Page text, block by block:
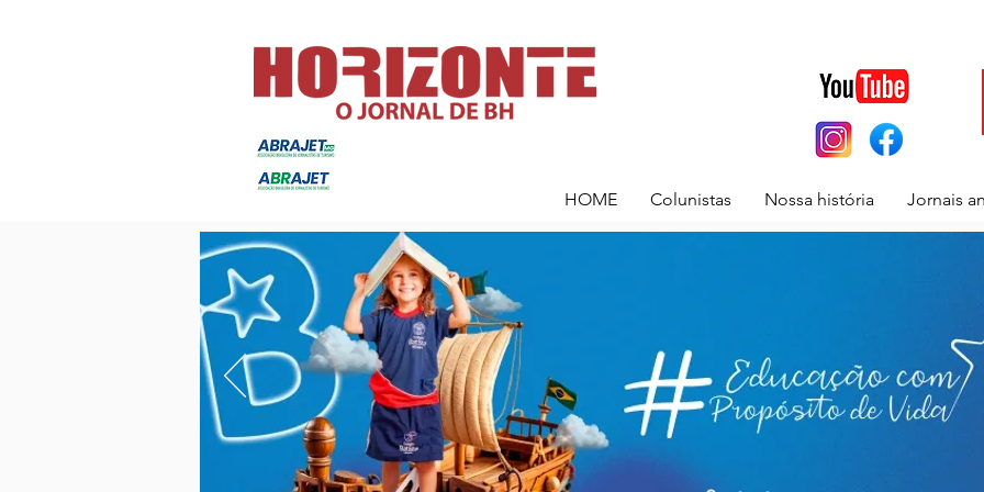
HOME Colunistas Nossa história Jornais